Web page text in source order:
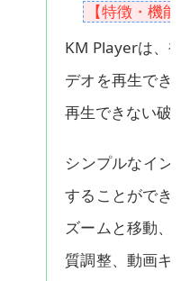
【特徴・機能
KM Playerは、
デオを再生でき
再生できない破
シンプルなイン
することができ
ズームと移動、
質調整、動画キ